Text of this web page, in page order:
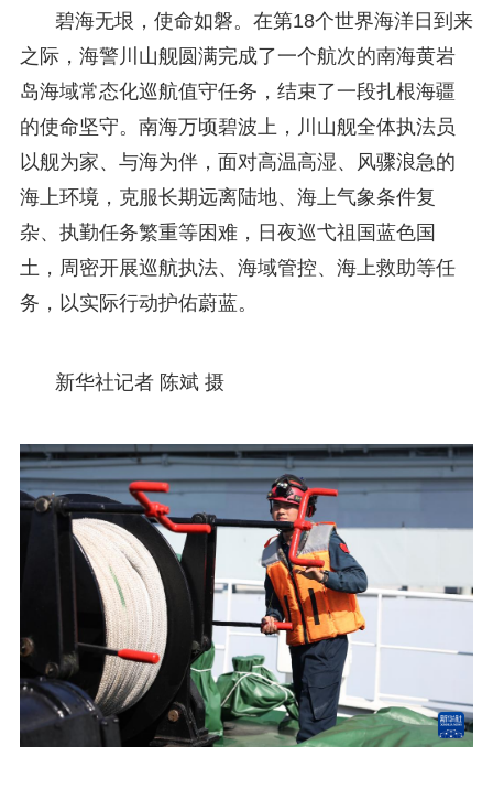
碧海无垠，使命如磐。在第18个世界海洋日到来
之际，海警川山舰圆满完成了一个航次的南海黄岩
岛海域常态化巡航值守任务，结束了一段扎根海疆
的使命坚守。南海万顷碧波上，川山舰全体执法员
以舰为家、与海为伴，面对高温高湿、风骤浪急的
海上环境，克服长期远离陆地、海上气象条件复
杂、执勤任务繁重等困难，日夜巡弋祖国蓝色国
土，周密开展巡航执法、海域管控、海上救助等任
务，以实际行动护佑蔚蓝。
新华社记者 陈斌 摄